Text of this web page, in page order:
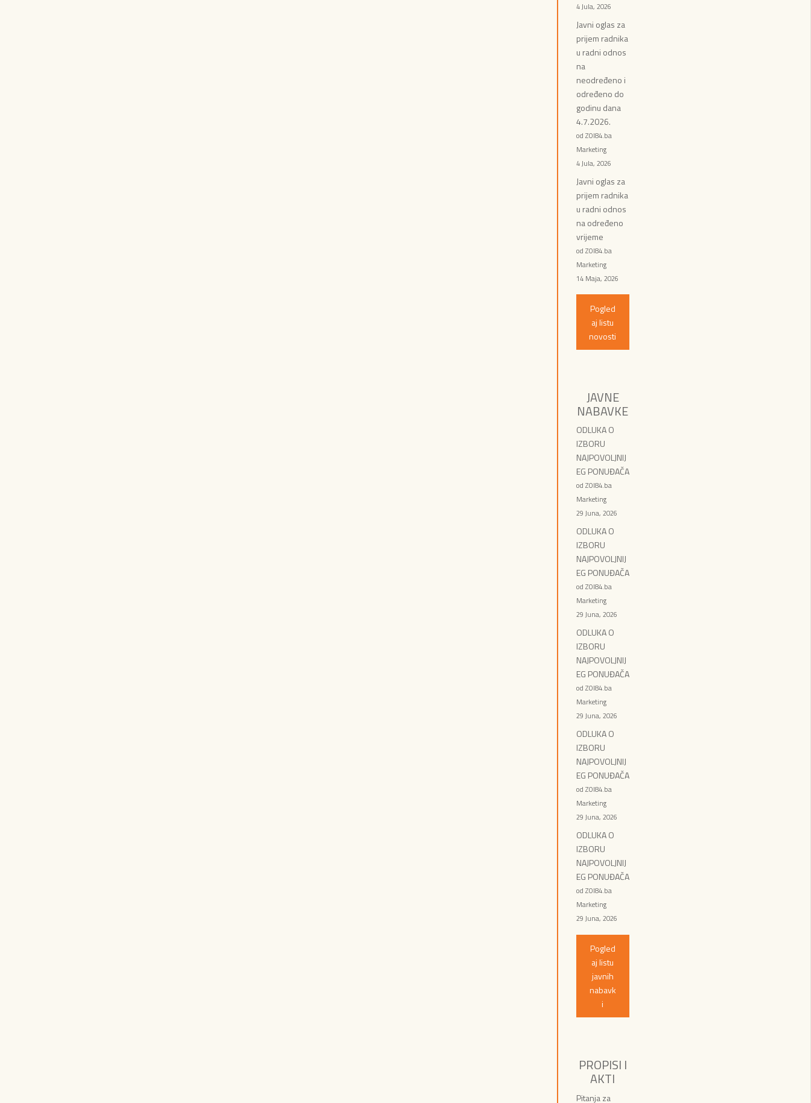
4 Jula, 2026
Javni oglas za
prijem radnika
u radni odnos
na
neodređeno i
određeno do
godinu dana
4.7.2026.
od ZOI84.ba
Marketing
4 Jula, 2026
Javni oglas za
prijem radnika
u radni odnos
na određeno
vrijeme
od ZOI84.ba
Marketing
14 Maja, 2026
Pogled
aj listu
novosti
JAVNE
NABAVKE
ODLUKA O
IZBORU
NAJPOVOLJNIJ
EG PONUĐAČA
od ZOI84.ba
Marketing
29 Juna, 2026
ODLUKA O
IZBORU
NAJPOVOLJNIJ
EG PONUĐAČA
od ZOI84.ba
Marketing
29 Juna, 2026
ODLUKA O
IZBORU
NAJPOVOLJNIJ
EG PONUĐAČA
od ZOI84.ba
Marketing
29 Juna, 2026
ODLUKA O
IZBORU
NAJPOVOLJNIJ
EG PONUĐAČA
od ZOI84.ba
Marketing
29 Juna, 2026
ODLUKA O
IZBORU
NAJPOVOLJNIJ
EG PONUĐAČA
od ZOI84.ba
Marketing
29 Juna, 2026
Pogled
aj listu
javnih
nabavk
i
PROPISI I
AKTI
Pitanja za